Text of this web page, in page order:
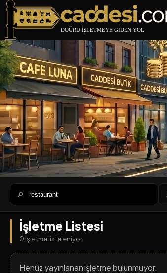
Caddesi.com
🔎
İşletme Listesi
0 işletme listeleniyor.
Henüz yayınlanan işletme bulunmuyor.